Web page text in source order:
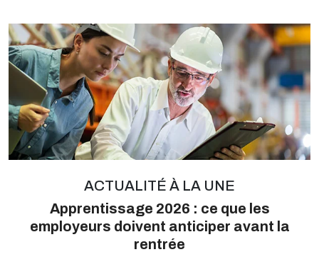
ACTUALITÉ À LA UNE
Apprentissage 2026 : ce que les
employeurs doivent anticiper avant la
rentrée